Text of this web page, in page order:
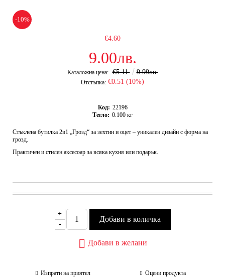
-10%
€4.60
9.00лв.
Каталожна цена: €5.11 9.99лв.
Отстъпка: €0.51 (10%)
Код: 22196
Тегло: 0.100 кг
Стъклена бутилка 2в1 „Грозд“ за зехтин и оцет – уникален дизайн с форма на
грозд.
Практичен и стилен аксесоар за всяка кухня или подарък.
+
-
Добави в желани
Изпрати на приятел Оцени продукта